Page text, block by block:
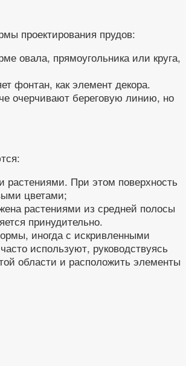
проектирования прудов:
овала, прямоугольника или круга,
фонтан, как элемент декора.
очерчивают береговую линию, но
При этом поверхность
цветами;
растениями из средней полосы
принудительно.
иногда с искривленными
используют, руководствуясь
области и расположить элементы